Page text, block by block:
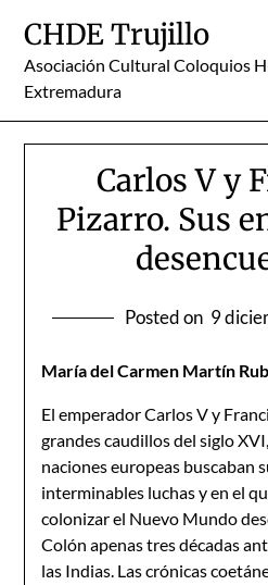
content
CHDE Trujillo
Asociación Cultural Coloquios
Extremadura
Carlos V y
Pizarro. Sus
Posted on 9
María del Carmen Martín
El emperador Carlos V y
grandes caudillos del siglo
naciones europeas buscaban
interminables luchas y en el
colonizar el Nuevo Mundo
Colón apenas tres décadas
las Indias. Las crónicas